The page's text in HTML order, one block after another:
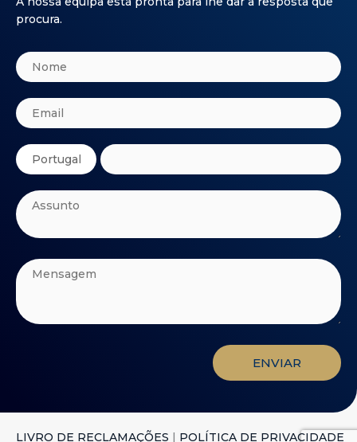
procura.
ENVIAR
LIVRO DE RECLAMAÇÕES | POLÍTICA DE PRIVACIDADE